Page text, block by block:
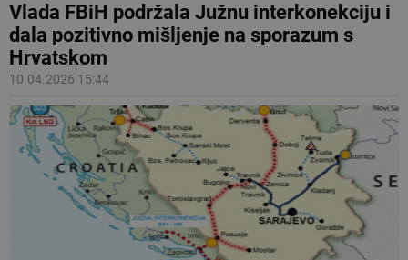
Vlada FBiH podržala Južnu interkonekciju i
dala pozitivno mišljenje na sporazum s
Hrvatskom
10.04.2026 15:44